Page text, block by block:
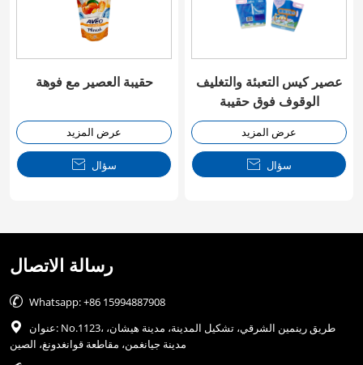
حقيبة العصير مع فوهة
عرض المزيد
 سؤال
عصير كيس التعبئة والتغليف
الوقوف فوق حقيبة
عرض المزيد
 سؤال
رسالة الاتصال
 Whatsapp: +86 15994887908

عنوان: No.1123، طريق رينمين الشرقي، تشكيل المدينة، مدينة هيشان،
مدينة جيانغمن، مقاطعة قوانغدونغ، الصين